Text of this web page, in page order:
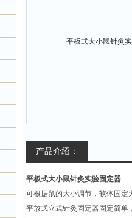
产品介绍：
平板式大小鼠针灸实验固定器
可根据鼠的大小调节，软体固定
平放式立式针灸固定器固定简单